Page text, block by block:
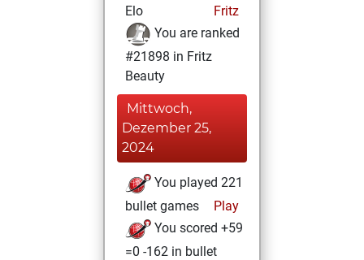
Elo
Fritz
You are ranked
#21898 in Fritz
Beauty
Mittwoch,
Dezember 25,
2024
You played 221
bullet games
Play
You scored +59
=0 -162 in bullet